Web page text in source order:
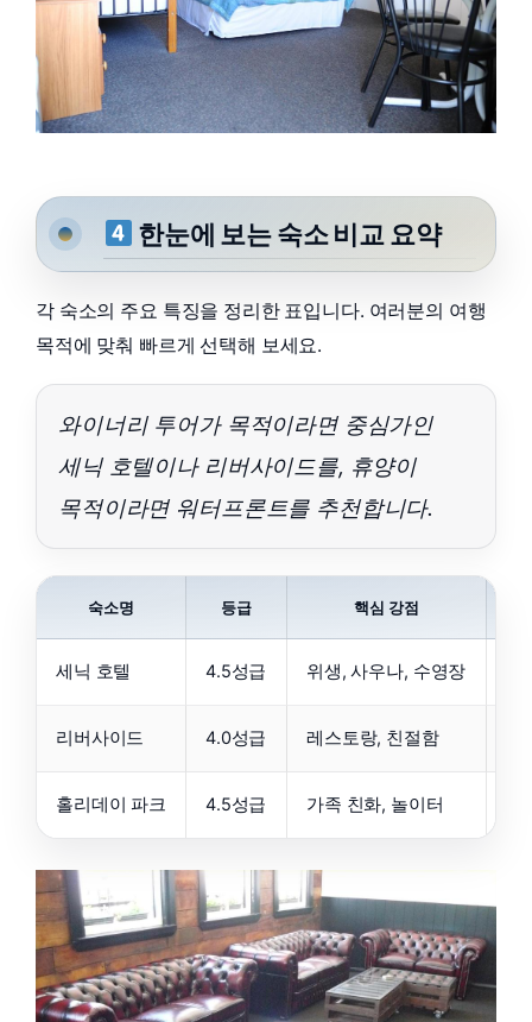
한눈에 보는 숙소 비교 요약
각 숙소의 주요 특징을 정리한 표입니다. 여러분의 여행
목적에 맞춰 빠르게 선택해 보세요.
와이너리 투어가 목적이라면 중심가인
세닉 호텔이나 리버사이드를, 휴양이
목적이라면 워터프론트를 추천합니다.
숙소명 등급 핵심 강점
세닉 호텔 4.5성급 위생, 사우나, 수영장
리버사이드 4.0성급 레스토랑, 친절함
홀리데이 파크 4.5성급 가족 친화, 놀이터